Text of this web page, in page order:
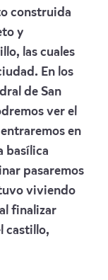
construida
y
las cuales
En los
de San
ver el
en
basílica
pasaremos
viviendo
finalizar
castillo,